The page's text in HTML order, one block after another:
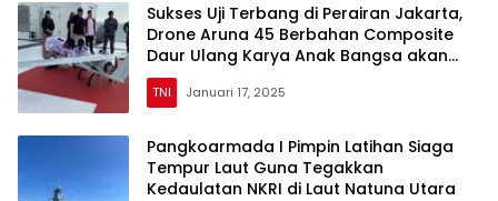
Sukses Uji Terbang di Perairan Jakarta,
Drone Aruna 45 Berbahan Composite
Daur Ulang Karya Anak Bangsa akan
Menjajal Wilayah Natuna
TNI Januari 17, 2025
Pangkoarmada I Pimpin Latihan Siaga
Tempur Laut Guna Tegakkan
Kedaulatan NKRI di Laut Natuna Utara